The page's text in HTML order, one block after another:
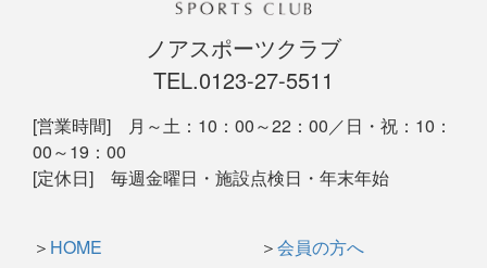
ノアスポーツクラブ
TEL.0123-27-5511
[営業時間] 月～土：10：00～22：00／日・祝：10：
00～19：00
[定休日] 毎週金曜日・施設点検日・年末年始
＞ HOME ＞会員の方へ